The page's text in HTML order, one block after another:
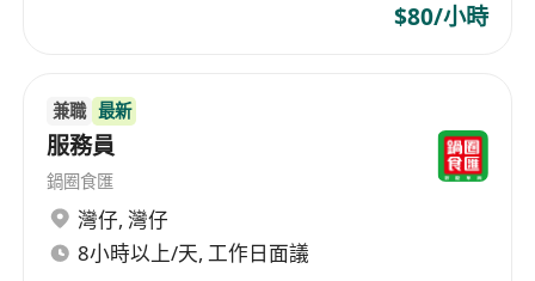
$80/小時
兼職 最新
服務員
鍋圈食匯
灣仔, 灣仔
8小時以上/天, 工作日面議